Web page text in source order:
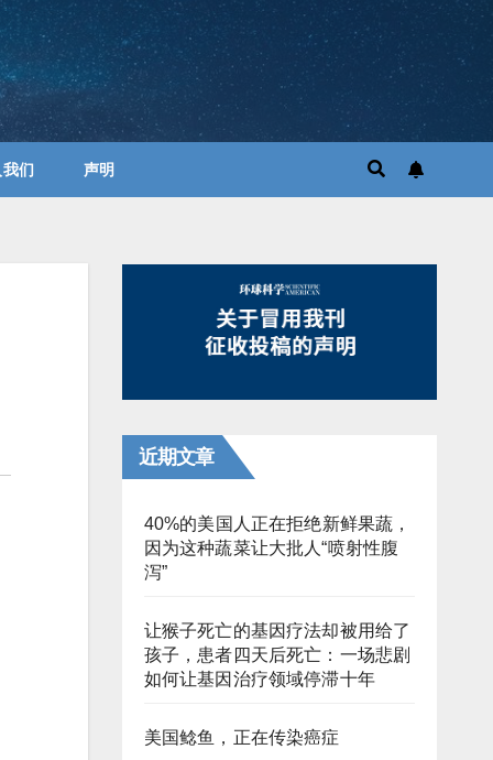
们 声明
近期文章
40%的美国人正在拒绝新鲜果蔬，
因为这种蔬菜让大批人“喷射性腹
泻”
让猴子死亡的基因疗法却被用给了
孩子，患者四天后死亡：一场悲剧
如何让基因治疗领域停滞十年
美国鲶鱼，正在传染癌症